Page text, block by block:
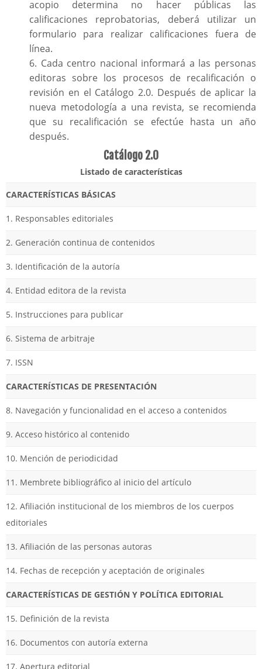
acopio determina no hacer públicas las
calificaciones reprobatorias, deberá utilizar un
formulario para realizar calificaciones fuera de
línea.
6. Cada centro nacional informará a las personas
editoras sobre los procesos de recalificación o
revisión en el Catálogo 2.0. Después de aplicar la
nueva metodología a una revista, se recomienda
que su recalificación se efectúe hasta un año
después.
Catálogo 2.0
Listado de características
CARACTERÍSTICAS BÁSICAS
1. Responsables editoriales
2. Generación continua de contenidos
3. Identificación de la autoría
4. Entidad editora de la revista
5. Instrucciones para publicar
6. Sistema de arbitraje
7. ISSN
CARACTERÍSTICAS DE PRESENTACIÓN
8. Navegación y funcionalidad en el acceso a contenidos
9. Acceso histórico al contenido
10. Mención de periodicidad
11. Membrete bibliográfico al inicio del artículo
12. Afiliación institucional de los miembros de los cuerpos
editoriales
13. Afiliación de las personas autoras
14. Fechas de recepción y aceptación de originales
CARACTERÍSTICAS DE GESTIÓN Y POLÍTICA EDITORIAL
15. Definición de la revista
16. Documentos con autoría externa
17. Apertura editorial